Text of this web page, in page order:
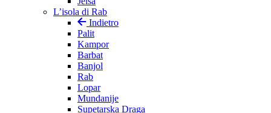
L’isola di Rab
Indietro
Palit
Kampor
Barbat
Banjol
Rab
Lopar
Mundanije
Supetarska Draga